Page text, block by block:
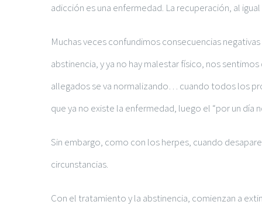
adicción es una enfermedad. La recuperación, al
Muchas veces confundimos consecuencias
abstinencia, y ya no hay malestar físico, nos
allegados se va normalizando… cuando todos los
que ya no existe la enfermedad, luego el “por un día
Sin embargo, como con los herpes, cuando
circunstancias.
Con el tratamiento y la abstinencia, comienzan a